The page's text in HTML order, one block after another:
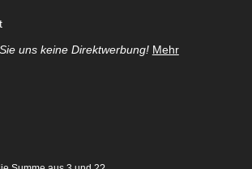
uns keine Direktwerbung! Mehr